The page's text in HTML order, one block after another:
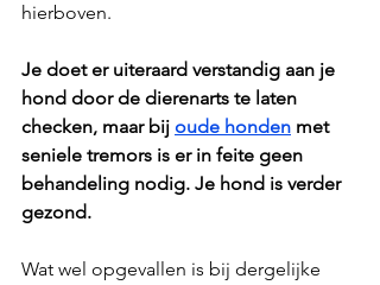
hierboven.
Je doet er uiteraard verstandig aan je
hond door de dierenarts te laten
checken, maar bij oude honden met
seniele tremors is er in feite geen
behandeling nodig. Je hond is verder
gezond.
Wat wel opgevallen is bij dergelijke